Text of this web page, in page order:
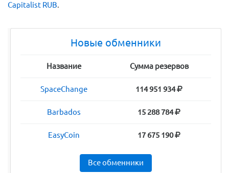
Capitalist RUB.
Новые обменники
Название Сумма резервов
SpaceChange 114 951 934
Barbados 15 288 784
EasyCoin 17 675 190
Все обменники